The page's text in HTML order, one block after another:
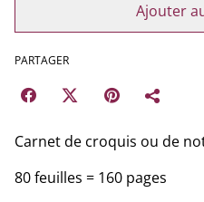
Ajouter
PARTAGER
Carnet de croquis ou de
80 feuilles = 160 pages